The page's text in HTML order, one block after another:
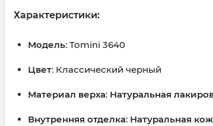
Характеристики:
Модель: Tomini 3640
Цвет: Классический черный
Материал верха: Натуральная
Внутренняя отделка: Натуральная